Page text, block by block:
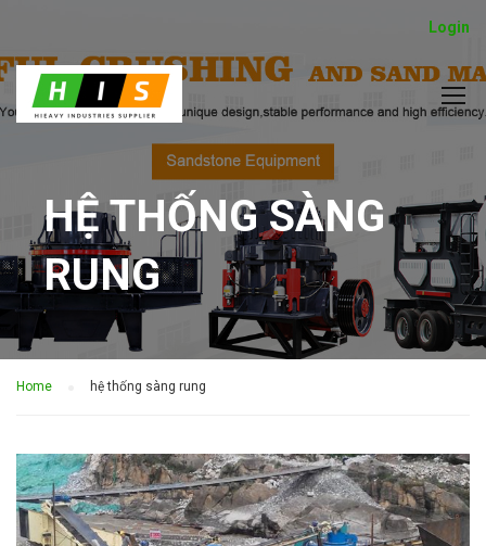
Login
HỆ THỐNG SÀNG
RUNG
Home hệ thống sàng rung